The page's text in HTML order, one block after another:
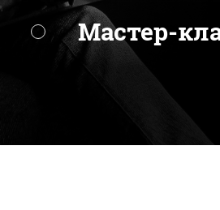
Мастер-